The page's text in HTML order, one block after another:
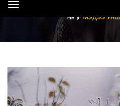
Toggle
НҮҮР МЭДЭЭ